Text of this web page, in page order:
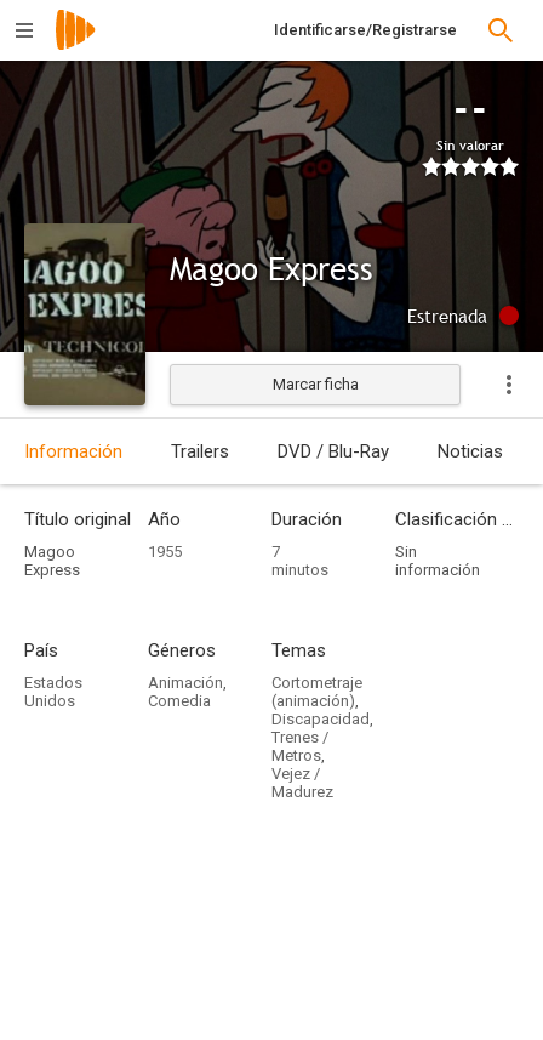
Identificarse/Registrarse
--
Sin valorar
Magoo Express
Estrenada
Marcar ficha
Información Trailers DVD / Blu-Ray Noticias
Título original
Magoo
Express
Año
1955
Duración
7
minutos
Clasificación por edades
Sin
información
País
Estados
Unidos
Géneros
Animación,
Comedia
Temas
Cortometraje
(animación),
Discapacidad,
Trenes /
Metros,
Vejez /
Madurez